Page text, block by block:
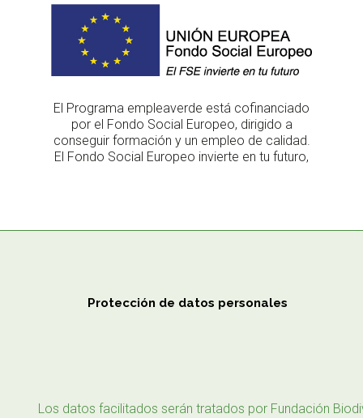
El Programa empleaverde está cofinanciado
por el Fondo Social Europeo, dirigido a
conseguir formación y un empleo de calidad.
El Fondo Social Europeo invierte en tu futuro,
Protección de datos personales
Los datos facilitados serán tratados por Fundación